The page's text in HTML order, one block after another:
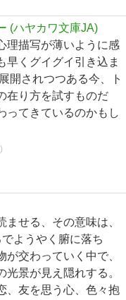
(ハヤカワ文庫JA)
理描写が薄いように感
早くグイグイ引き込ま
開されつつある今、ト
在り方を試すものだ
ってきているのかもし
)
せる、その意味は、
ようやく腑に落ち
交わっていく中で、
景が見え隠れする。
、友を思う心、色々抱